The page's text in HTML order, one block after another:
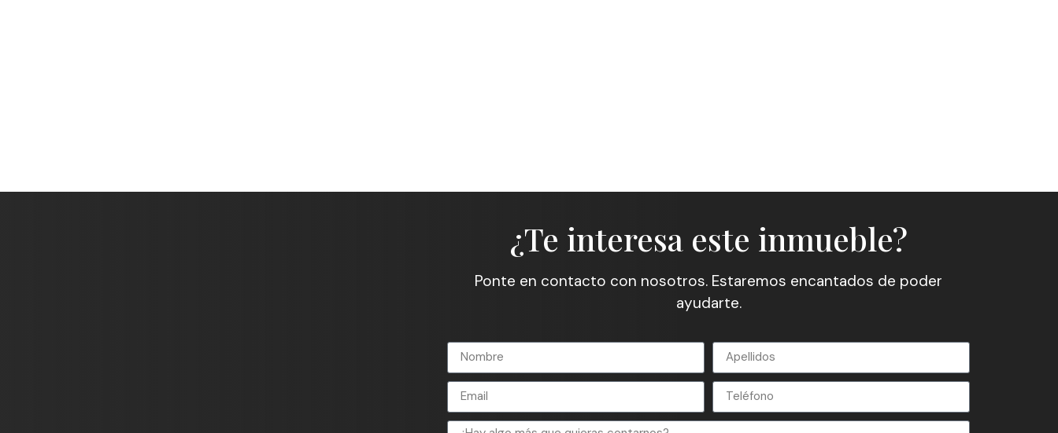
¿Te interesa este inmueble?
Ponte en contacto con nosotros. Estaremos encantados de poder
ayudarte.